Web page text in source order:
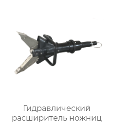
Гидравлический
расширитель ножниц